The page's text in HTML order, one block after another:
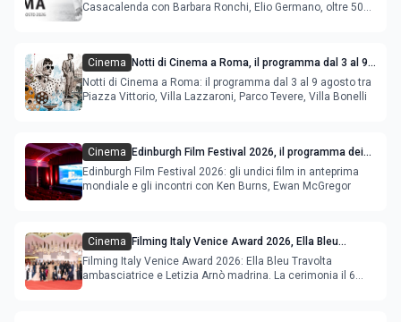
Casacalenda con Barbara Ronchi, Elio Germano, oltre 50
Cinema
Notti di Cinema a Roma, il programma dal 3 al 9
agosto
Notti di Cinema a Roma: il programma dal 3 al 9 agosto tra
Piazza Vittorio, Villa Lazzaroni, Parco Tevere, Villa Bonelli
Cinema
Edinburgh Film Festival 2026, il programma dei
film in anteprima mondiale
Edinburgh Film Festival 2026: gli undici film in anteprima
mondiale e gli incontri con Ken Burns, Ewan McGregor
Cinema
Filming Italy Venice Award 2026, Ella Bleu
Travolta ambasciatrice e Letizia Arnò madrina
Filming Italy Venice Award 2026: Ella Bleu Travolta
ambasciatrice e Letizia Arnò madrina. La cerimonia il 6